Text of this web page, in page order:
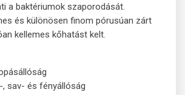
a baktériumok szaporodását.
és különösen finom pórusúan zárt
kellemes kőhatást kelt.
sav- és fényállóság